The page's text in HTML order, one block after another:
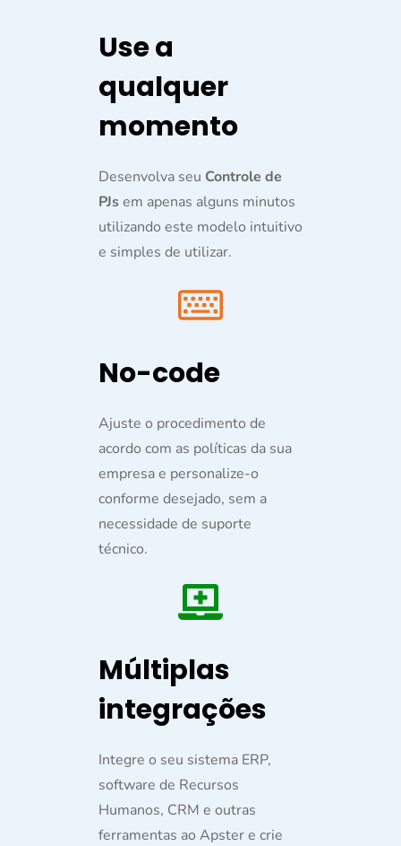
Use a
qualquer
momento
Desenvolva seu Controle de
PJsem apenas alguns minutos
utilizando este modelo intuitivo
e simples de utilizar.
No-code
Ajuste o procedimento de
acordo com as políticas da sua
empresa e personalize-o
conforme desejado, sem a
necessidade de suporte
técnico.
Múltiplas
integrações
Integre o seu sistema ERP,
software de Recursos
Humanos, CRM e outras
ferramentas ao Apster e crie